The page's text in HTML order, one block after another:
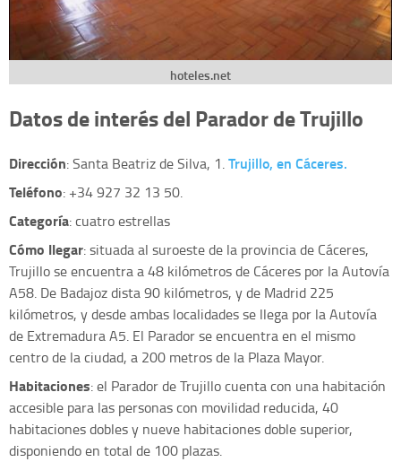
hoteles.net
Datos de interés del Parador de Trujillo
Dirección: Santa Beatriz de Silva, 1.Trujillo, en Cáceres.
Teléfono: +34 927 32 13 50.
Categoría: cuatro estrellas
Cómo llegar: situada al suroeste de la provincia de Cáceres,
Trujillo se encuentra a 48 kilómetros de Cáceres por la Autovía
A58. De Badajoz dista 90 kilómetros, y de Madrid 225
kilómetros, y desde ambas localidades se llega por la Autovía
de Extremadura A5. El Parador se encuentra en el mismo
centro de la ciudad, a 200 metros de la Plaza Mayor.
Habitaciones: el Parador de Trujillo cuenta con una habitación
accesible para las personas con movilidad reducida, 40
habitaciones dobles y nueve habitaciones doble superior,
disponiendo en total de 100 plazas.